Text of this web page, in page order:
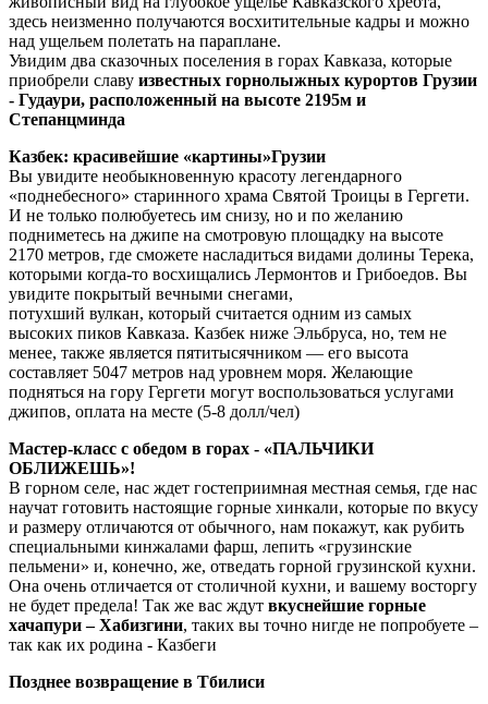
здесь неизменно получаются восхитительные кадры и можно
над ущельем полетать на параплане.
Увидим два сказочных поселения в горах Кавказа, которые
приобрели славу известных горнолыжных курортов Грузии
- Гудаури, расположенный на высоте 2195м и
Степанцминда
Казбек: красивейшие «картины»Грузии
Вы увидите необыкновенную красоту легендарного
«поднебесного» старинного храма Святой Троицы в Гергети.
И не только полюбуетесь им снизу, но и по желанию
подниметесь на джипе на смотровую площадку на высоте
2170 метров, где сможете насладиться видами долины Терека,
которыми когда-то восхищались Лермонтов и Грибоедов. Вы
увидите покрытый вечными снегами,
потухший вулкан, который считается одним из самых
высоких пиков Кавказа. Казбек ниже Эльбруса, но, тем не
менее, также является пятитысячником — его высота
составляет 5047 метров над уровнем моря. Желающие
подняться на гору Гергети могут воспользоваться услугами
джипов, оплата на месте (5-8 долл/чел)
Мастер-класс с обедом в горах - «ПАЛЬЧИКИ
ОБЛИЖЕШЬ»!
В горном селе, нас ждет гостеприимная местная семья, где нас
научат готовить настоящие горные хинкали, которые по вкусу
и размеру отличаются от обычного, нам покажут, как рубить
специальными кинжалами фарш, лепить «грузинские
пельмени» и, конечно, же, отведать горной грузинской кухни.
Она очень отличается от столичной кухни, и вашему восторгу
не будет предела! Так же вас ждут вкуснейшие горные
хачапури – Хабизгини, таких вы точно нигде не попробуете –
так как их родина - Казбеги
Позднее возвращение в Тбилиси